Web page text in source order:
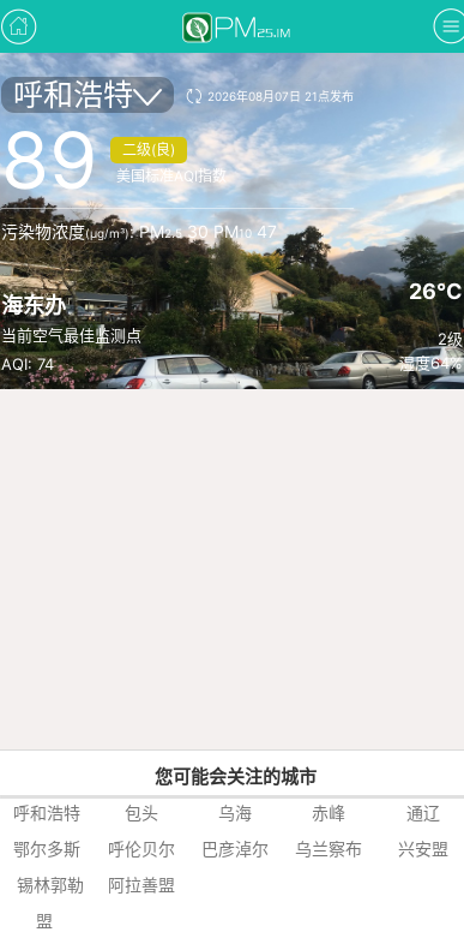
呼和浩特 2026年08月07日 21点发布
89
二级(良)
美国标准AQI指数
污染物浓度(μg/m³): PM2.530 PM1047
海东办
当前空气最佳监测点
AQI: 74
26°C
2级
湿度64%
您可能会关注的城市
呼和浩特 包头 乌海 赤峰
通辽
鄂尔多斯
呼伦贝尔 巴彦淖尔 乌兰察布
兴安盟
锡林郭勒
盟
阿拉善盟